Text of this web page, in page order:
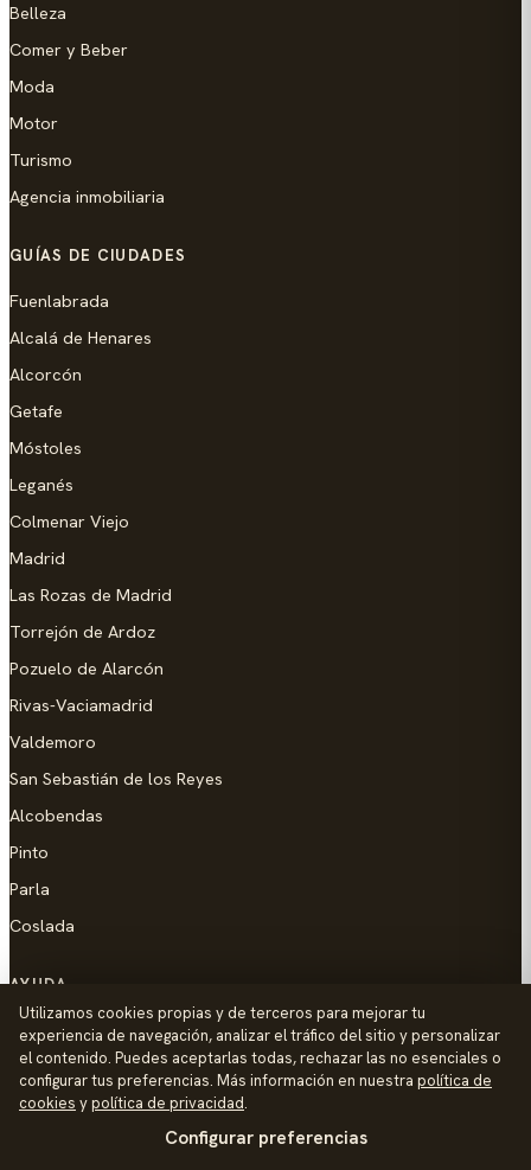
Belleza
Comer y Beber
Moda
Motor
Turismo
Agencia inmobiliaria
GUÍAS DE CIUDADES
Fuenlabrada
Alcalá de Henares
Alcorcón
Getafe
Móstoles
Leganés
Colmenar Viejo
Madrid
Las Rozas de Madrid
Torrejón de Ardoz
Pozuelo de Alarcón
Rivas-Vaciamadrid
Valdemoro
San Sebastián de los Reyes
Alcobendas
Pinto
Parla
Coslada
AYUDA
Añadir empresa
Contacto
Política de Privacidad
Utilizamos cookies propias y de terceros para mejorar tu
experiencia de navegación, analizar el tráfico del sitio y personalizar
el contenido. Puedes aceptarlas todas, rechazar las no esenciales o
configurar tus preferencias. Más información en nuestra política de
cookies ypolítica de privacidad.
Configurar preferencias